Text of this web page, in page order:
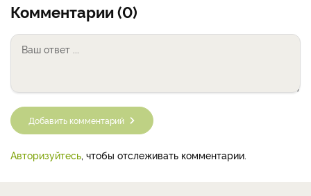
Комментарии (0)
Добавить комментарий
Авторизуйтесь, чтобы отслеживать комментарии.